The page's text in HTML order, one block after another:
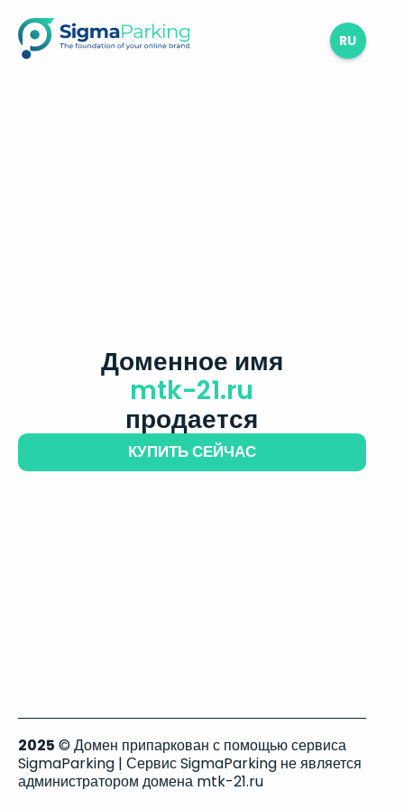
RU
Доменное имя
mtk-21.ru
продается
КУПИТЬ СЕЙЧАС
2025 © Домен припаркован с помощью сервиса
SigmaParking | Сервис SigmaParking не является
администратором домена mtk-21.ru